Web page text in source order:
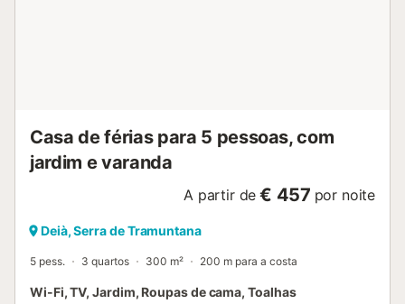
Casa de férias para 5 pessoas, com
jardim e varanda
A partir de € 457 por noite
Deià, Serra de Tramuntana
5 pess. 3 quartos 300 m² 200 m para a costa
Wi-Fi, TV, Jardim, Roupas de cama, Toalhas